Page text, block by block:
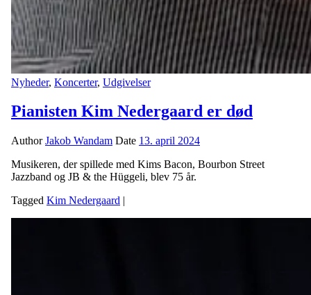
Nyheder, Koncerter, Udgivelser
Pianisten Kim Nedergaard er død
AuthorJakob Wandam Date 13. april 2024
Musikeren, der spillede med Kims Bacon, Bourbon Street
Jazzband og JB & the Hüggeli, blev 75 år.
Tagged Kim Nedergaard |